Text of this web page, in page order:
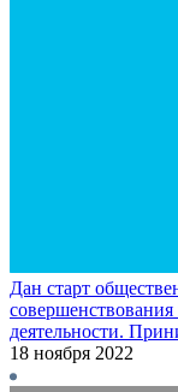
Дан старт
совершенствования
деятельности.
18 ноября 2022